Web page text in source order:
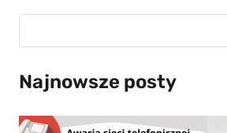
Najnowsze posty